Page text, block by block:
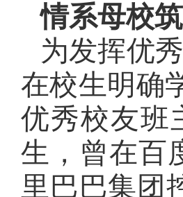
情系母校
为发挥优
在校生明确
优秀校友班
生，曾在百
里巴巴集团